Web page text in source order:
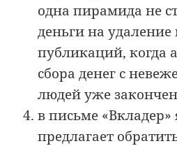
одна пирамида не
деньги на
публикаций, когда
сбора денег с
людей уже
в письме
предлагает